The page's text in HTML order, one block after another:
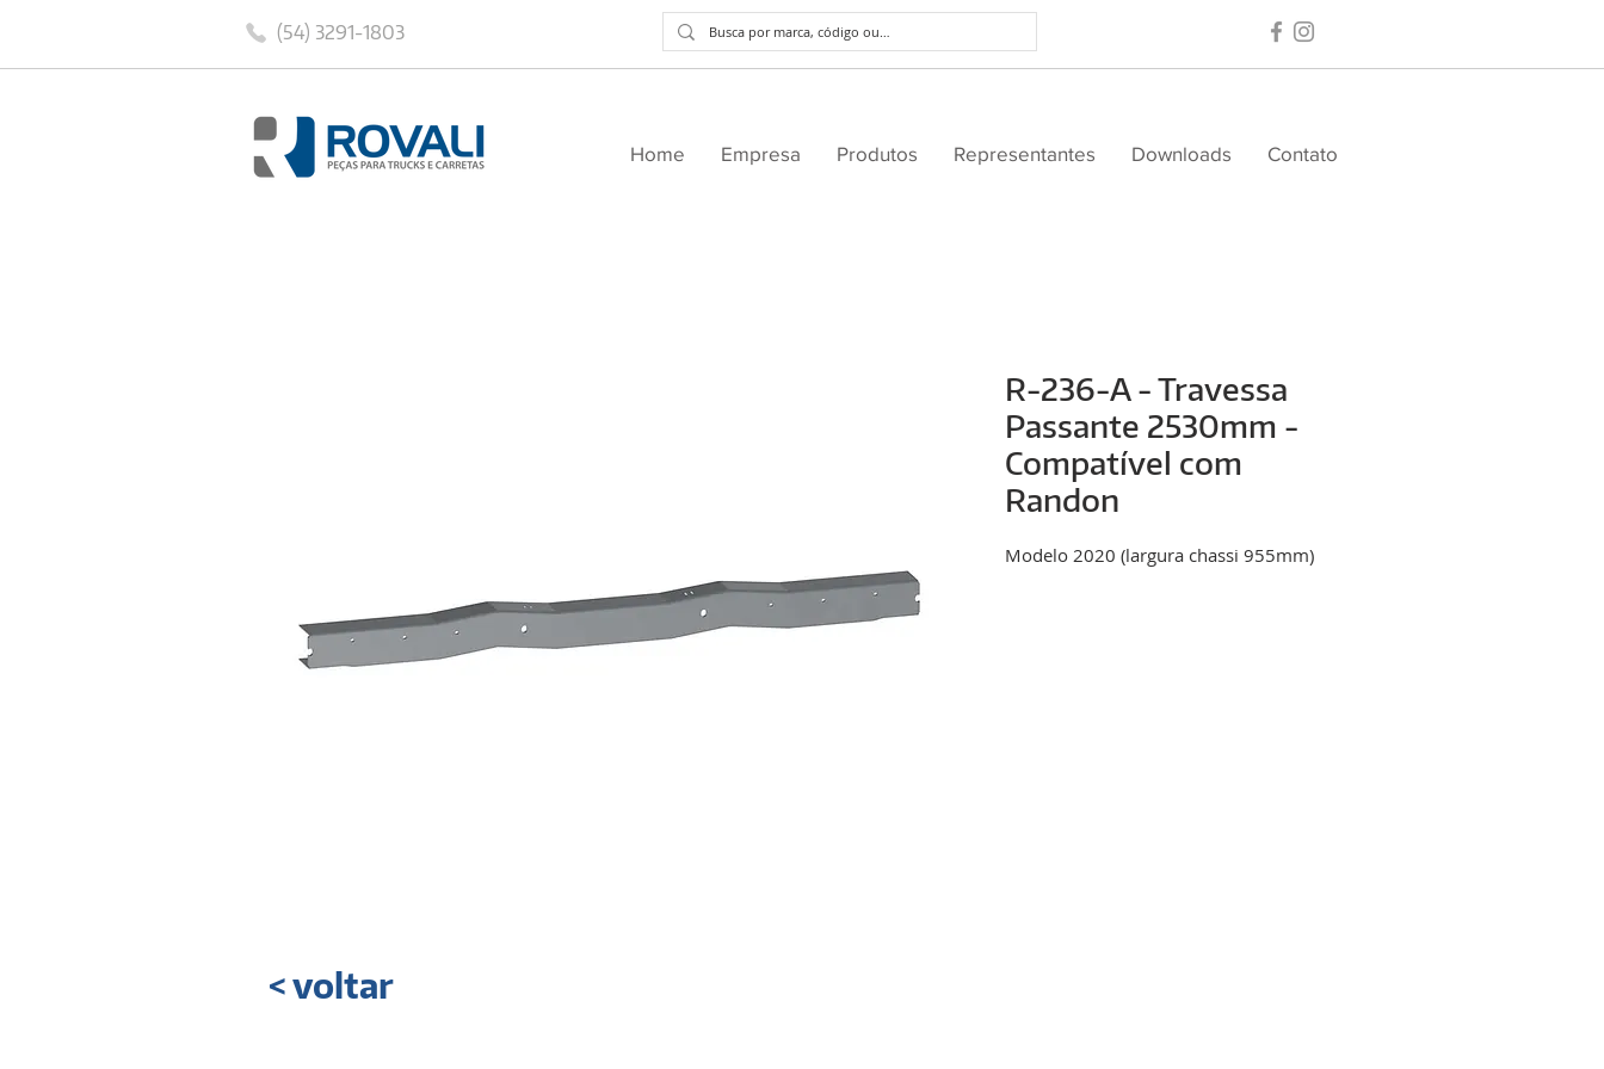
(54) 3291-1803
Home Empresa Produtos Representantes Downloads Contato
R-236-A - Travessa
Passante 2530mm -
Compatível com
Randon
Modelo 2020 (largura chassi 955mm)
< voltar